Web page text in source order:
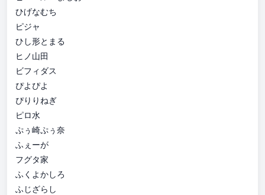
ひげなむち
ピジャ
ひし形とまる
ヒノ山田
ビフィダス
ぴよぴよ
ぴりりねぎ
ピロ水
ぷぅ崎ぷぅ奈
ふぇーが
フグタ家
ふくよかしろ
ふじざらし